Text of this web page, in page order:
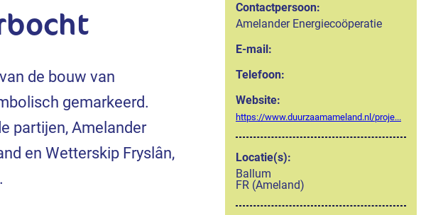
Contactpersoon:
Amelander Energiecoöperatie
E-mail:
Telefoon:
Website:
https://www.duurzaamameland.nl/proje...
Locatie(s):
Ballum
FR (Ameland)
de bouw van
gemarkeerd.
partijen, Amelander
en Wetterskip Fryslân,